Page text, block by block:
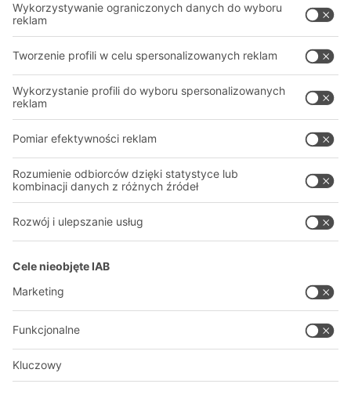
Systemy regałów
Systemy transportowe
Nasze usługi
Pliki do pobrania
Formularz kontaktowy
Firma
O firmie
Nasza globalna sieć
Śledź nas
+48 22 666 22 20
© 2026 BITO-Lagertechnik Bittmann GmbH